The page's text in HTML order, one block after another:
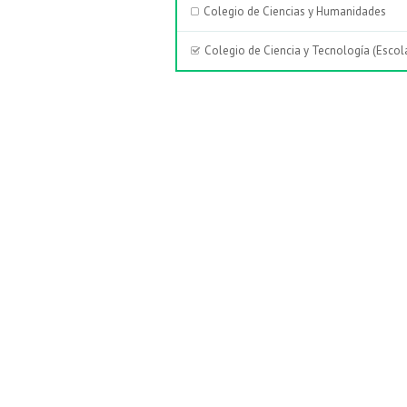
Colegio de Ciencias y Humanidades
Colegio de Ciencia y Tecnología